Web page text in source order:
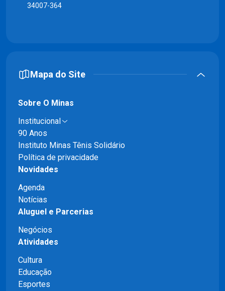
34007-364
Mapa do Site
Sobre O Minas
Institucional
90 Anos
Instituto Minas Tênis Solidário
Política de privacidade
Novidades
Agenda
Notícias
Aluguel e Parcerias
Negócios
Atividades
Cultura
Educação
Esportes